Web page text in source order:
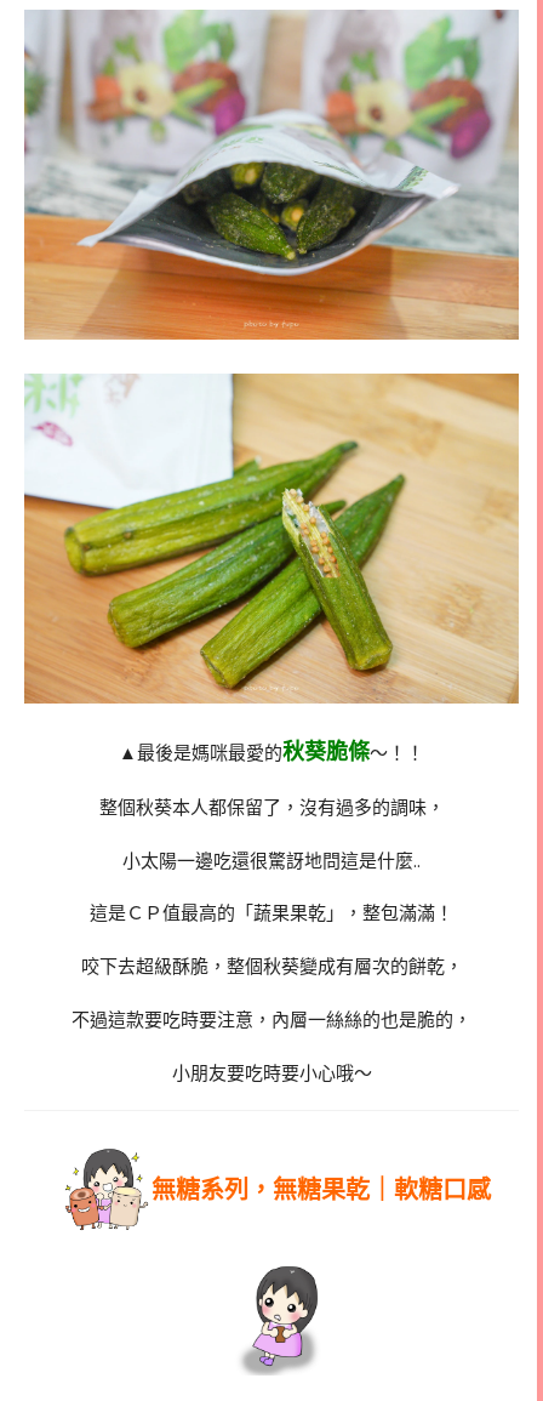
▲最後是媽咪最愛的秋葵脆條～！！
整個秋葵本人都保留了，沒有過多的調味，
小太陽一邊吃還很驚訝地問這是什麼..
這是ＣＰ值最高的「蔬果果乾」，整包滿滿！
咬下去超級酥脆，整個秋葵變成有層次的餅乾，
不過這款要吃時要注意，內層一絲絲的也是脆的，
小朋友要吃時要小心哦～
無糖系列，無糖果乾｜軟糖口感